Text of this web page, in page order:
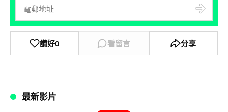
讚好0 看留言 分享
最新影片